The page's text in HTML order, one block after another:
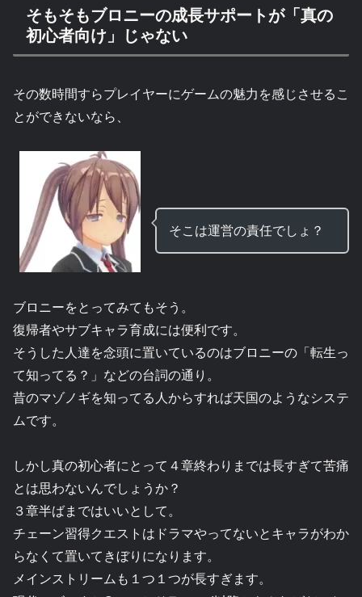
そもそもブロニーの成長サポートが「真の
初心者向け」じゃない
その数時間すらプレイヤーにゲームの魅力を感じさせるこ
とができないなら、
そこは運営の責任でしょ？
ブロニーをとってみてもそう。
復帰者やサブキャラ育成には便利です。
そうした人達を念頭に置いているのはブロニーの「転生っ
て知ってる？」などの台詞の通り。
昔のマゾノギを知ってる人からすれば天国のようなシステ
ムです。
しかし真の初心者にとって４章終わりまでは長すぎて苦痛
とは思わないんでしょうか？
３章半ばまではいいとして。
チェーン習得クエストはドラマやってないとキャラがわか
らなくて置いてきぼりになります。
メインストリームも１つ１つが長すぎます。